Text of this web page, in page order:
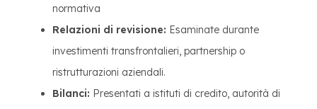
normativa
Relazioni di revisione: Esaminate durante
investimenti transfrontalieri, partnership o
ristrutturazioni aziendali.
Bilanci: Presentati a istituti di credito, autorità di